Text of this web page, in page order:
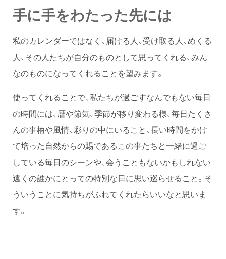
手に手をわたった先には
私のカレンダーではなく、届ける人、受け取る人、めくる
人、その人たちが自分のものとして思ってくれる、みん
なのものになってくれることを望みます。
使ってくれることで、私たちが過ごすなんでもない毎日
の時間には、暦や節気、季節が移り変わる様、毎日たくさ
んの事柄や風情、彩りの中にいること、長い時間をかけ
て培った自然からの賜であるこの事たちと一緒に過ご
している毎日のシーンや、会うこともないかもしれない
遠くの誰かにとっての特別な日に思い巡らせること。そ
ういうことに気持ちがふれてくれたらいいなと思いま
す。